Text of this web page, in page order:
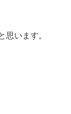
います。